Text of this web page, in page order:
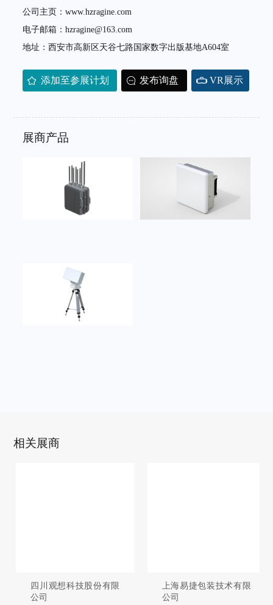
公司主页：www.hzragine.com
电子邮箱：hzragine@163.com
地址：西安市高新区天谷七路国家数字出版基地A604室
添加至参展计划 发布询盘 VR展示
展商产品
相关展商
四川观想科技股份有限
公司
上海易捷包装技术有限
公司